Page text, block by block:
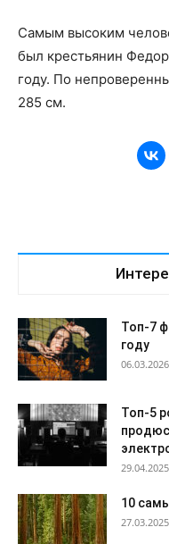
Самым высоким
был крестьянин
году. По
285 см.
Топ-7
году
06.03.2026
Топ-5
29.04.2025
10
27.03.2025